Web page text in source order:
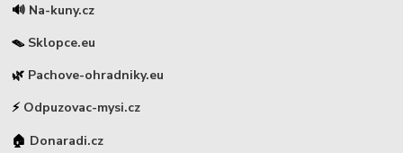
🔊 Na-kuny.cz
🪤 Sklopce.eu
🌿 Pachove-ohradniky.eu
⚡ Odpuzovac-mysi.cz
🏠 Donaradi.cz